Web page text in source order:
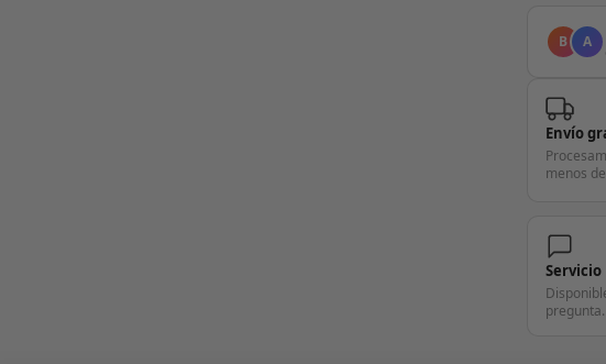
B A
Envío
menos
Servicio
pregunta.